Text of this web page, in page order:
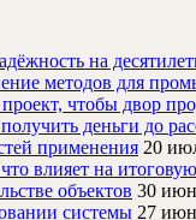
на
методов для
чтобы двор
деньги до
применения 20
влияет на
объектов 30
системы 27